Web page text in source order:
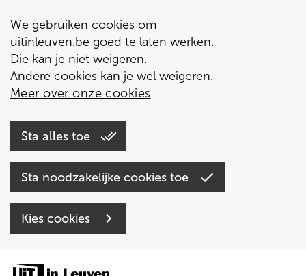
We gebruiken cookies om
uitinleuven.be goed te laten werken.
Die kan je niet weigeren.
Andere cookies kan je wel weigeren.
Meer over onze cookies
Sta alles toe
Sta noodzakelijke cookies toe
Kies cookies